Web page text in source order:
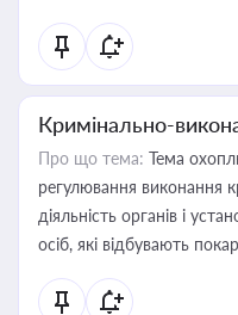
Кримінально-
Про що тема: Тема
регулювання виконання
діяльність органів і
осіб, які відбувають